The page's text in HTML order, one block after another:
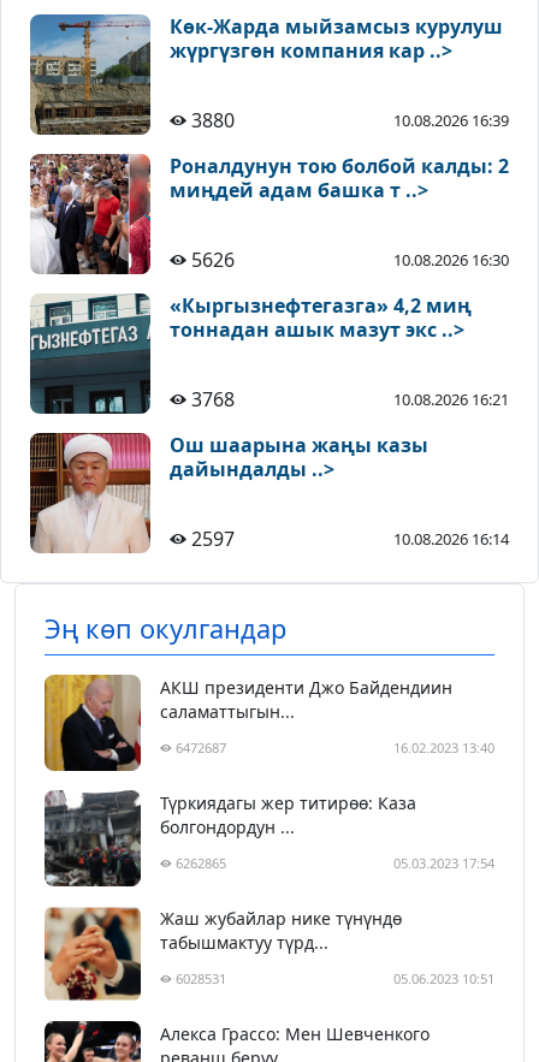
Көк-Жарда мыйзамсыз курулуш
жүргүзгөн компания кар ..>
3880 10.08.2026 16:39
Роналдунун тою болбой калды: 2
миңдей адам башка т ..>
5626 10.08.2026 16:30
«Кыргызнефтегазга» 4,2 миң
тоннадан ашык мазут экс ..>
3768 10.08.2026 16:21
Ош шаарына жаңы казы
дайындалды ..>
2597 10.08.2026 16:14
Эң көп окулгандар
АКШ президенти Джо Байдендиин
саламаттыгын...
6472687 16.02.2023 13:40
Түркиядагы жер титирөө: Каза
болгондордун ...
6262865 05.03.2023 17:54
Жаш жубайлар нике түнүндө
табышмактуу түрд...
6028531 05.06.2023 10:51
Алекса Грассо: Мен Шевченкого